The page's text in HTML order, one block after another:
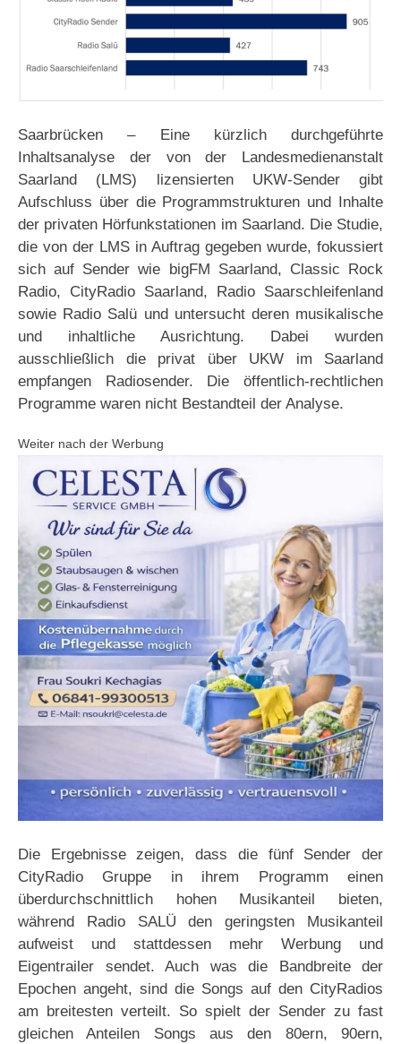
Saarbrücken – Eine kürzlich durchgeführte
Inhaltsanalyse der von der Landesmedienanstalt
Saarland (LMS) lizensierten UKW-Sender gibt
Aufschluss über die Programmstrukturen und Inhalte
der privaten Hörfunkstationen im Saarland. Die Studie,
die von der LMS in Auftrag gegeben wurde, fokussiert
sich auf Sender wie bigFM Saarland, Classic Rock
Radio, CityRadio Saarland, Radio Saarschleifenland
sowie Radio Salü und untersucht deren musikalische
und inhaltliche Ausrichtung. Dabei wurden
ausschließlich die privat über UKW im Saarland
empfangen Radiosender. Die öffentlich-rechtlichen
Programme waren nicht Bestandteil der Analyse.
Weiter nach der Werbung
Die Ergebnisse zeigen, dass die fünf Sender der
CityRadio Gruppe in ihrem Programm einen
überdurchschnittlich hohen Musikanteil bieten,
während Radio SALÜ den geringsten Musikanteil
aufweist und stattdessen mehr Werbung und
Eigentrailer sendet. Auch was die Bandbreite der
Epochen angeht, sind die Songs auf den CityRadios
am breitesten verteilt. So spielt der Sender zu fast
gleichen Anteilen Songs aus den 80ern, 90ern,